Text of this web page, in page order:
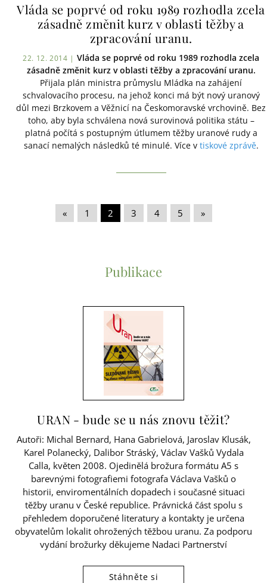
Vláda se poprvé od roku 1989 rozhodla zcela
zásadně změnit kurz v oblasti těžby a
zpracování uranu.
22. 12. 2014 | Vláda se poprvé od roku 1989 rozhodla zcela
zásadně změnit kurz v oblasti těžby a zpracování uranu.
Přijala plán ministra průmyslu Mládka na zahájení
schvalovacího procesu, na jehož konci má být nový uranový
důl mezi Brzkovem a Věžnicí na Českomoravské vrchovině. Bez
toho, aby byla schválena nová surovinová politika státu –
platná počítá s postupným útlumem těžby uranové rudy a
sanací nemalých následků té minulé. Více v tiskové zprávě.
« 1 2 3 4 5 »
Publikace
URAN - bude se u nás znovu těžit?
Autoři: Michal Bernard, Hana Gabrielová, Jaroslav Klusák,
Karel Polanecký, Dalibor Stráský, Václav Vašků Vydala
Calla, květen 2008. Ojedinělá brožura formátu A5 s
barevnými fotografiemi fotografa Václava Vašků o
historii, enviromentálních dopadech i současné situaci
těžby uranu v České republice. Právnická část spolu s
přehledem doporučené literatury a kontakty je určena
obyvatelům lokalit ohrožených těžbou uranu. Za podporu
vydání brožurky děkujeme Nadaci Partnerství
Stáhněte si